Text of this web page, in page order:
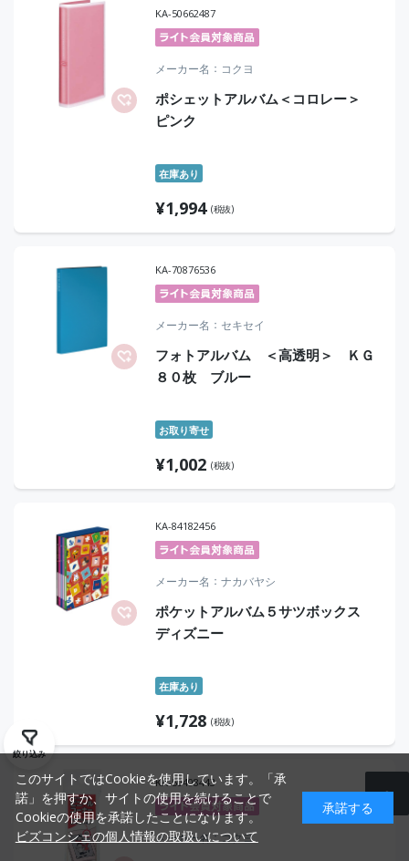
KA-50662487
メーカー名 コクヨ
ポシェットアルバム＜コロレー＞
ピンク
在庫あり
¥1,994 (税抜)
KA-70876536
メーカー名 セキセイ
フォトアルバム ＜高透明＞ ＫＧ
８０枚 ブルー
お取り寄せ
¥1,002 (税抜)
KA-84182456
メーカー名 ナカバヤシ
ポケットアルバム５サツボックス
ディズニー
在庫あり
¥1,728 (税抜)
KA-50408443
メーカー名 コクヨ
絞り込み
このサイトではCookieを使用しています。「承
諾」を押すか、サイトの使用を続けることで
Cookieの使用を承諾したことになります。
ビズコンシェの個人情報の取扱いについて
承諾する